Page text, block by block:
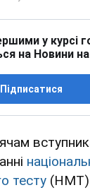
у курсі
на Новини
Підписатися
тесту (НМТ)